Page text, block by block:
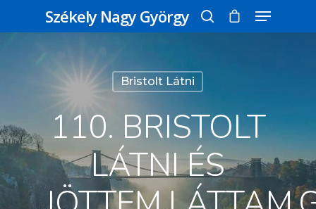
Üss egy entert a kereséshez, vagy nyomd
meg az ESC gombot a bezáráshoz
Székely Nagy György
Bristolt Látni
110. BRISTOLT
LÁTNI ÉS